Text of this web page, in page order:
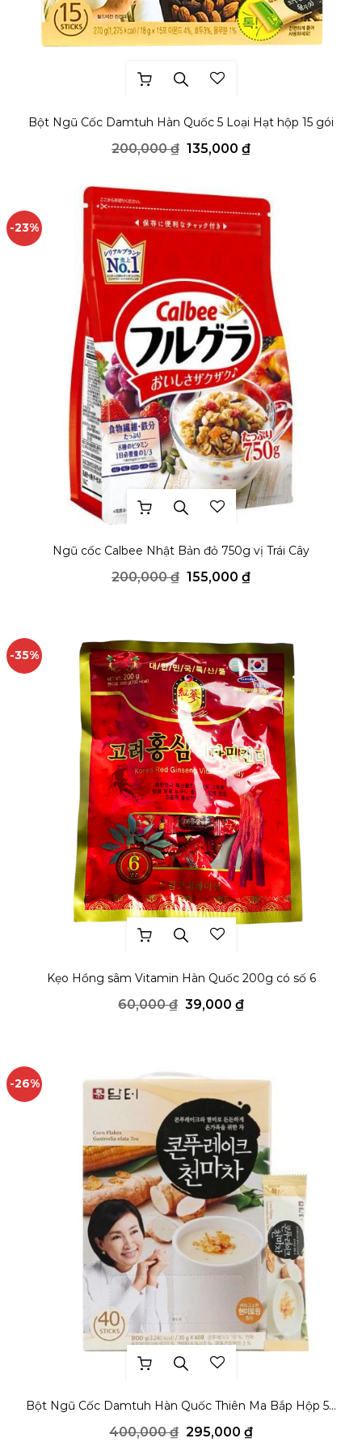
Bột Ngũ Cốc Damtuh Hàn Quốc 5 Loại Hạt hộp 15 gói
200,000₫ Giá
gốc
135,000 ₫Giá
hiện
-23%
Ngũ cốc Calbee Nhật Bản đỏ 750g vị Trái Cây
200,000₫ Giá
gốc
155,000 ₫Giá
hiện
-35%
Kẹo Hồng sâm Vitamin Hàn Quốc 200g có số 6
60,000₫
Giá
gốc
39,000 ₫Giá
hiện
-26%
Bột Ngũ Cốc Damtuh Hàn Quốc Thiên Ma Bắp Hộp 50
400,000₫ Giá
gốc
295,000 ₫Giá
hiện